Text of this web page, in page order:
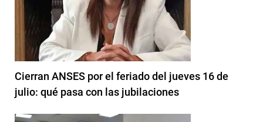
Cierran ANSES por el feriado del jueves 16 de
julio: qué pasa con las jubilaciones